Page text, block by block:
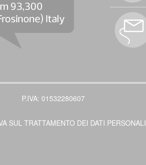
P.IVA: 01532280607
SUL TRATTAMENTO DEI DATI PERSONALI